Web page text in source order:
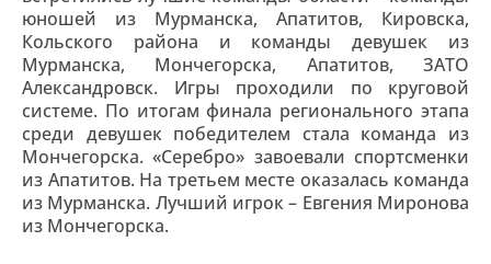
юношей из Мурманска, Апатитов, Кировска,
Кольского района и команды девушек из
Мурманска, Мончегорска, Апатитов, ЗАТО
Александровск. Игры проходили по круговой
системе. По итогам финала регионального этапа
среди девушек победителем стала команда из
Мончегорска. «Серебро» завоевали спортсменки
из Апатитов. На третьем месте оказалась команда
из Мурманска. Лучший игрок – Евгения Миронова
из Мончегорска.